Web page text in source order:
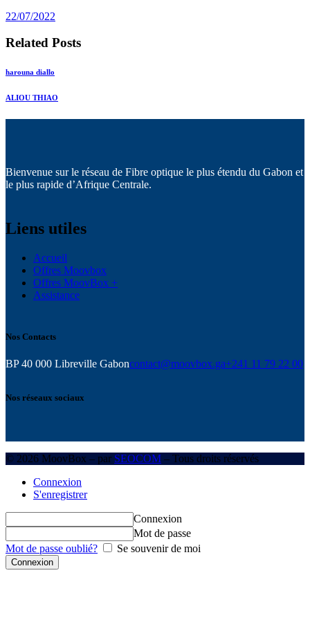
22/07/2022
Related Posts
harouna diallo
ALIOU THIAO
Bienvenue sur le réseau de Fibre optique le plus étendu du Gabon et
le plus rapide d’Afrique Centrale.
Liens utiles
Accueil
Offres Moovbox
Offres MoovBox +
Assistance
Nos Contacts
BP 40 000 Libreville Gaboncontact@moovbox.ga+241 11 79 22 00
Nos réseaux sociaux
© 2026 MoovBox – par SEOCOM – Tous droits réservés
Connexion
S'enregistrer
Connexion
Mot de passe
Mot de passe oublié?
Se souvenir de moi